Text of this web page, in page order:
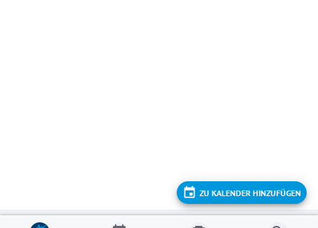
ZU KALENDER HINZUFÜGEN